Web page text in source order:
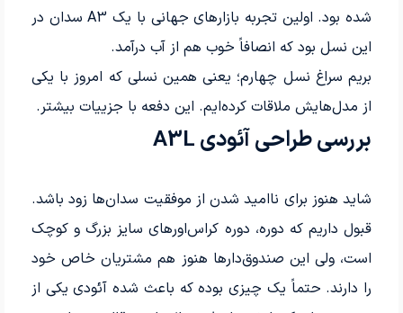
شده بود. اولین تجربه بازارهای جهانی با یک A3 سدان در
این نسل بود که انصافاً خوب هم از آب درآمد.
بریم سراغ نسل چهارم؛ یعنی همین نسلی که امروز با یکی
از مدل‌هایش ملاقات کرده‌ایم. این دفعه با جزییات بیشتر.
بررسی طراحی آئودی A3L
شاید هنوز برای ناامید شدن از موفقیت سدان‌ها زود باشد.
قبول داریم که دوره، دوره کراس‌اورهای سایز بزرگ و کوچک
است، ولی این صندوق‌دارها هنوز هم مشتریان خاص خود
را دارند. حتماً یک چیزی بوده که باعث شده آئودی یکی از